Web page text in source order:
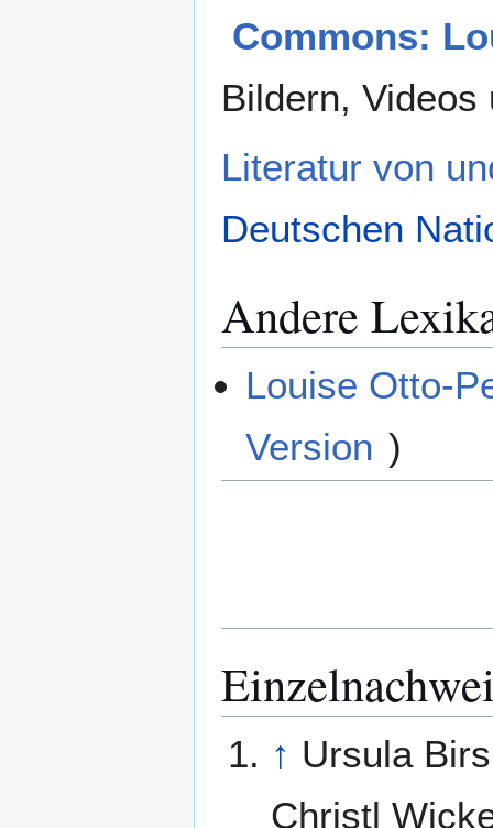
Commons:
Bildern, Videos
Literatur von
Deutschen
Andere
Louise Otto-
Version )
↑ Ursula
Christl